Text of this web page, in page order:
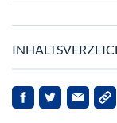
Verlierer und